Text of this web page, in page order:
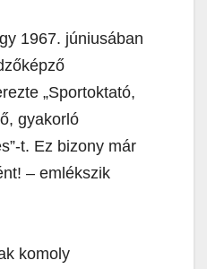
1967. júniusában
„Sportoktató,
gyakorló
t. Ez bizony már
– emlékszik
komoly